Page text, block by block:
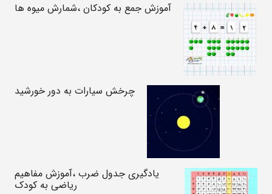
آموزش جمع به کودکان ،شمارش میوه ها
چرخش سیارات به دور خورشید
یادگیری جدول ضرب ،آموزش مفاهیم
ریاضی به کودک